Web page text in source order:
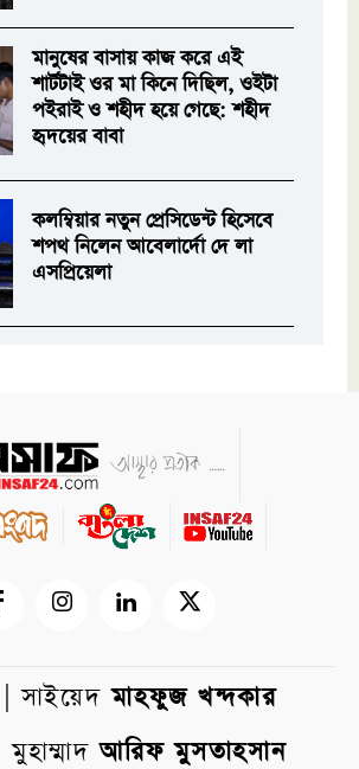
মানুষের বাসায় কাজ করে এই
শার্টটাই ওর মা কিনে দিছিল, ওইটা
পইরাই ও শহীদ হয়ে গেছে: শহীদ
হৃদয়ের বাবা
কলম্বিয়ার নতুন প্রেসিডেন্ট হিসেবে
শপথ নিলেন আবেলার্দো দে লা
এসপ্রিয়েলা
সাইয়েদমাহফুজ খন্দকার
আরিফ মুসতাহসান